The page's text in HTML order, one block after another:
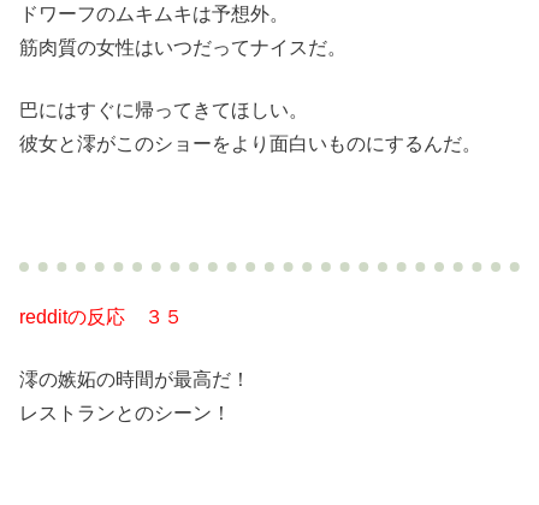
ドワーフのムキムキは予想外。
筋肉質の女性はいつだってナイスだ。
巴にはすぐに帰ってきてほしい。
彼女と澪がこのショーをより面白いものにするんだ。
redditの反応 ３５
澪の嫉妬の時間が最高だ！
レストランとのシーン！